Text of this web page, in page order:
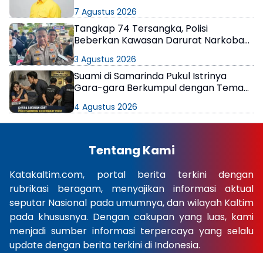
7 Agustus 2026
Tangkap 74 Tersangka, Polisi
Beberkan Kawasan Darurat Narkoba
3 Agustus 2026
Suami di Samarinda Pukul Istrinya
Gara-gara Berkumpul dengan Teman
4 Agustus 2026
Tentang Kami
Katakaltim.com, portal berita terkini dengan
rubrikasi beragam, menyajikan informasi aktual
seputar Nasional pada umumnya, dan wilayah Kaltim
pada khususnya. Dengan cakupan yang luas, kami
menjadi sumber informasi terpercaya yang selalu
update dengan berita terkini di Indonesia.